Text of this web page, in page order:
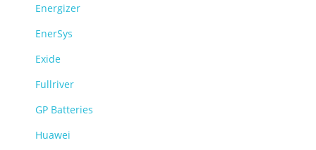
Energizer
EnerSys
Exide
Fullriver
GP Batteries
Huawei